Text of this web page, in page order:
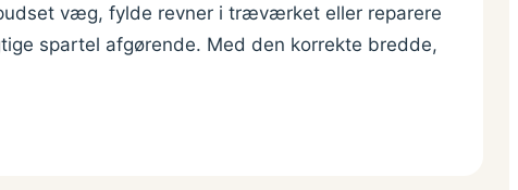
væg, fylde revner i træværket eller reparere
spartel afgørende. Med den korrekte bredde,